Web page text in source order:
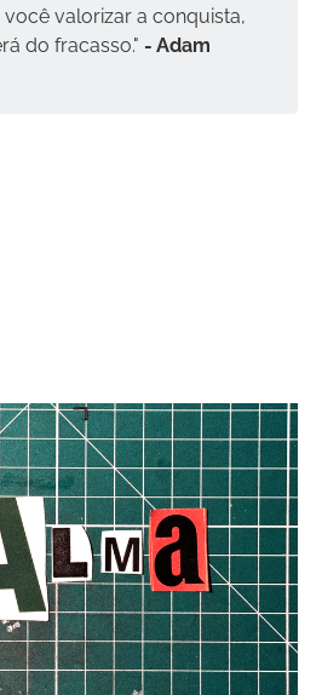
você valorizar a conquista,
do fracasso." - Adam